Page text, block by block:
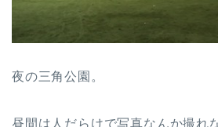
夜の三角公園。
昼間は人だらけで写真なんか撮れ